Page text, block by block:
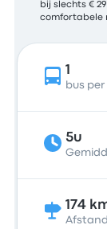
bij slechts €
comfortabele
1
bus
5u
174
Afstand